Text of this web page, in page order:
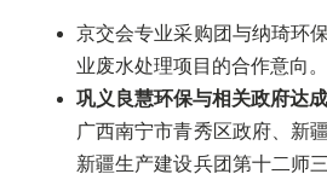
京交会专业采购团与纳琦环
业废水处理项目的合作意向。
巩义良慧环保与相关政府达
广西南宁市青秀区政府、新
新疆生产建设兵团第十二师